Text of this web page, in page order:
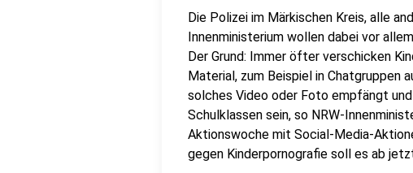
Die Polizei im Märkischen Kreis, alle
Innenministerium wollen dabei vor
Der Grund: Immer öfter verschicken
Material, zum Beispiel in Chatgruppen
solches Video oder Foto empfängt
Schulklassen sein, so NRW-
Aktionswoche mit Social-Media-
gegen Kinderpornografie soll es ab